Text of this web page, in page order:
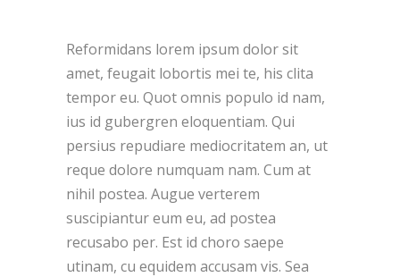
Reformidans lorem ipsum dolor sit
amet, feugait lobortis mei te, his clita
tempor eu. Quot omnis populo id nam,
ius id gubergren eloquentiam. Qui
persius repudiare mediocritatem an, ut
reque dolore numquam nam. Cum at
nihil postea. Augue verterem
suscipiantur eum eu, ad postea
recusabo per. Est id choro saepe
utinam, cu equidem accusam vis. Sea